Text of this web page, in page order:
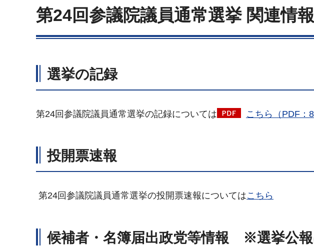
第24回参議院議員通常選挙 関連情報
選挙の記録
第24回参議院議員通常選挙の記録については こちら（PDF：
投開票速報
第24回参議院議員通常選挙の投開票速報についてはこちら
候補者・名簿届出政党等情報 ※選挙公